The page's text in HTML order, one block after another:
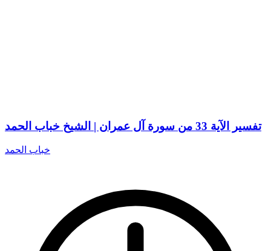
تفسير الآية 33 من سورة آل عمران | الشيخ خباب الحمد
خباب الحمد